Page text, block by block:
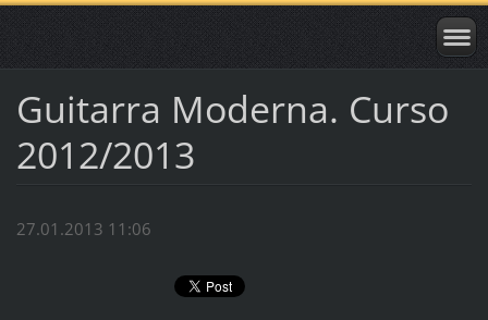
Guitarra Moderna. Curso
2012/2013
27.01.2013 11:06